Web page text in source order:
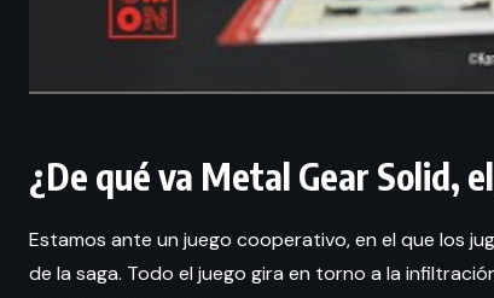
¿De qué va Metal Gear Solid,
Estamos ante un juego cooperativo, en el que los
de la saga. Todo el juego gira en torno a la